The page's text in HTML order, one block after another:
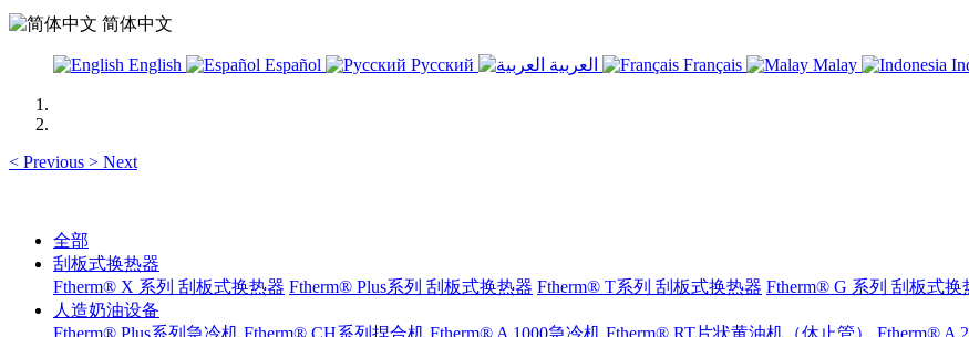
简体中文
English Español Русский Français Malay
< Previous > Next
全部
刮板式换热器
Ftherm® X 系列 刮板式换热器 Ftherm® Plus系列 刮板式换热器 Ftherm® T系列 刮板式换热器 Ftherm® G 系列 刮板式换
人造奶油设备
Ftherm® Plus系列急冷机 Ftherm® CH系列捏合机 Ftherm® A 1000急冷机 Ftherm® RT片状黄油机（休止管） Ftherm® A